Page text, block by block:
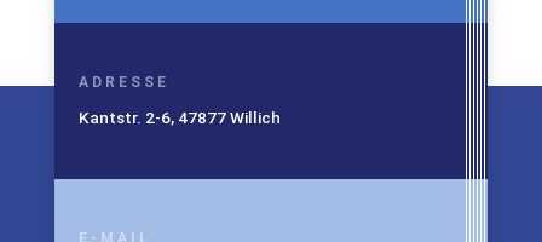
ADRESSE
Kantstr. 2-6, 47877 Willich
E-MAIL